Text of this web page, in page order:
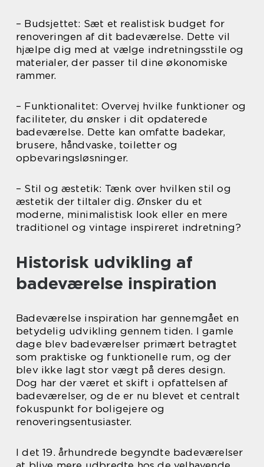
– Budsjettet: Sæt et realistisk budget for
renoveringen af dit badeværelse. Dette vil
hjælpe dig med at vælge indretningsstile og
materialer, der passer til dine økonomiske
rammer.
– Funktionalitet: Overvej hvilke funktioner og
faciliteter, du ønsker i dit opdaterede
badeværelse. Dette kan omfatte badekar,
brusere, håndvaske, toiletter og
opbevaringsløsninger.
– Stil og æstetik: Tænk over hvilken stil og
æstetik der tiltaler dig. Ønsker du et
moderne, minimalistisk look eller en mere
traditionel og vintage inspireret indretning?
Historisk udvikling af
badeværelse inspiration
Badeværelse inspiration har gennemgået en
betydelig udvikling gennem tiden. I gamle
dage blev badeværelser primært betragtet
som praktiske og funktionelle rum, og der
blev ikke lagt stor vægt på deres design.
Dog har der været et skift i opfattelsen af
badeværelser, og de er nu blevet et centralt
fokuspunkt for boligejere og
renoveringsentusiaster.
I det 19. århundrede begyndte badeværelser